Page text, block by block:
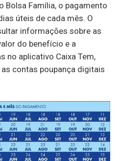
Bolsa Família, o pagamento
úteis de cada mês. O
informações sobre as
do benefício e a
no aplicativo Caixa Tem,
contas poupança digitais